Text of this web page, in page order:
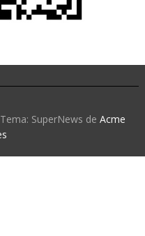
Tema: SuperNews de Acme